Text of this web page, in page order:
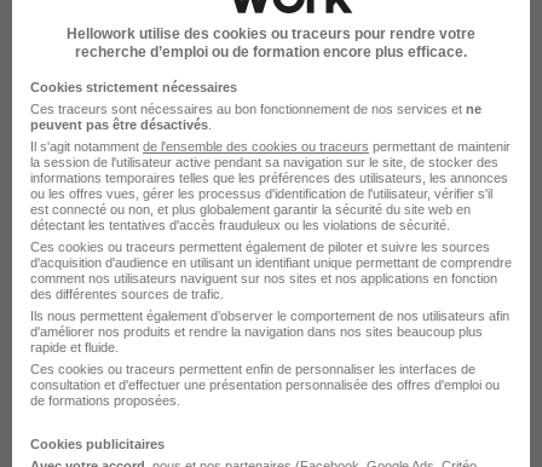
DÉPOSEZ VOTRE CV
Rendez votre CV accessible à l’ensemble des
recruteurs de la CVthèque Hellowork.
Rendre mon CV visible
Boulanger recrute autour de Trignac
Hellowork utilise des cookies ou traceurs pour rendre votre
recherche d’emploi ou de formation encore plus efficace.
Cookies strictement nécessaires
Ces traceurs sont nécessaires au bon fonctionnement de nos services et ne
peuvent pas être désactivés
Il s'agit notamment de l'ensemble des cookies ou traceurs permettant de maintenir
la session de l'utilisateur active pendant sa navigation sur le site, de stocker des
informations temporaires telles que les préférences des utilisateurs, les annonces
ou les offres vues, gérer les processus d'identification de l'utilisateur, vérifier s'il
est connecté ou non, et plus globalement garantir la sécurité du site web en
détectant les tentatives d'accès frauduleux ou les violations de sécurité.
Ces cookies ou traceurs permettent également de piloter et suivre les sources
d'acquisition d'audience en utilisant un identifiant unique permettant de comprendre
comment nos utilisateurs naviguent sur nos sites et nos applications en fonction
des différentes sources de trafic.
Ils nous permettent également d’observer le comportement de nos utilisateurs afin
d'améliorer nos produits et rendre la navigation dans nos sites beaucoup plus
rapide et fluide.
Ces cookies ou traceurs permettent enfin de personnaliser les interfaces de
consultation et d'effectuer une présentation personnalisée des offres d'emploi ou
de formations proposées.
Cookies publicitaires